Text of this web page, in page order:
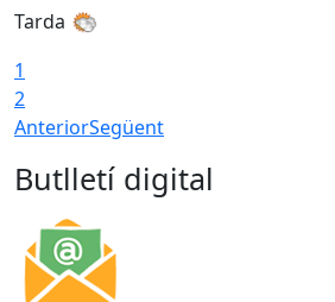
Tarda
1
2
AnteriorSegüent
Butlletí digital